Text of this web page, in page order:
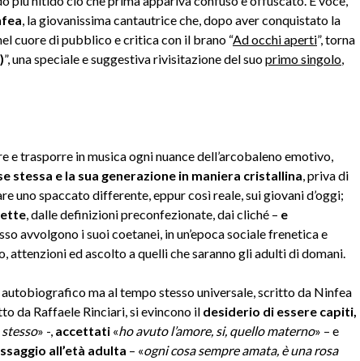
, la giovanissima cantautrice che, dopo aver conquistato la
cuore di pubblico e critica con il brano “Ad occhi aperti”, torna
”, una speciale e suggestiva rivisitazione del suoprimo singolo,
trasporre in musica ogni nuance dell’arcobaleno emotivo,
stessa e la sua generazione in maniera cristallina, priva di
uno spaccato differente, eppur così reale, sui giovani d’oggi;
, dalle definizioni preconfezionate, dai cliché – e
avvolgono i suoi coetanei, in un’epoca sociale frenetica e
attenzioni ed ascolto a quelli che saranno gli adulti di domani.
ma al tempo stesso universale, scritto da Ninfea
da Raffaele Rinciari, si evincono il desiderio di essere capiti,
» -, accettati «ho avuto l’amore, si, quello materno» – e
all’età adulta – «ogni cosa sempre amata, è una rosa